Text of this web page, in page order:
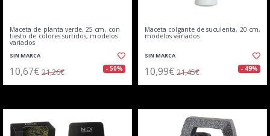
Maceta de planta verde, 25 cm, con
tiesto de colores surtidos, modelos
variados
SIN MARCA
10,67€ 21,26€ - 50%
Maceta colgante de suculenta, 20 cm,
modelos variados
SIN MARCA
10,99€ 21,45€ - 49%